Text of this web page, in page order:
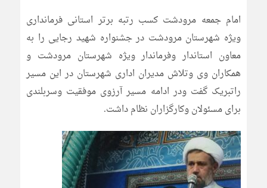
امام جمعه مرودشت کسب رتبه برتر استانی فرمانداری
ویژه شهرستان مرودشت در جشنواره شهید رجایی را به
معاون استاندار وفرماندار ویژه شهرستان مرودشت و
همکاران وی وتلاش مدیران اداری شهرستان در این مسیر
راتبریک گفت ودر ادامه مسیر آرزوی موفقیت وسربلندی
برای مسئولان وکارگزاران نظام داشت.